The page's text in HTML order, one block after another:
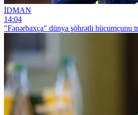
İDMAN
14:04
"Fənərbaxça" dünya şöhrətli hücumçunu